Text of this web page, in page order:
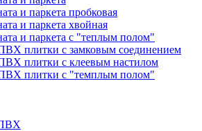
и паркета пробковая
и паркета хвойная
и паркета с "теплым полом"
плитки с замковым соединением
плитки с клеевым настилом
плитки с "темплым полом"